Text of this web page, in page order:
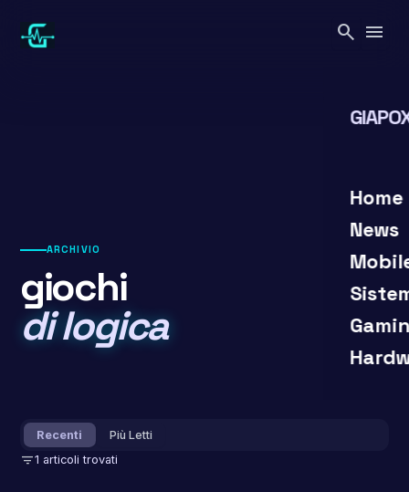
contenuto
search menu
Home
News
close
ARCHIVIO
giochi
di logica
Recenti Più Letti
filter_list1 articoli trovati